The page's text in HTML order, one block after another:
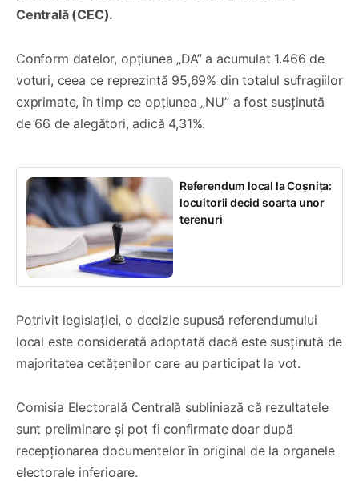
Centrală (CEC).
Conform datelor, opțiunea „DA” a acumulat 1.466 de
voturi, ceea ce reprezintă 95,69% din totalul sufragiilor
exprimate, în timp ce opțiunea „NU” a fost susținută
de 66 de alegători, adică 4,31%.
Referendum local la Coșnița:
locuitorii decid soarta unor
terenuri
Potrivit legislației, o decizie supusă referendumului
local este considerată adoptată dacă este susținută de
majoritatea cetățenilor care au participat la vot.
Comisia Electorală Centrală subliniază că rezultatele
sunt preliminare și pot fi confirmate doar după
recepționarea documentelor în original de la organele
electorale inferioare.